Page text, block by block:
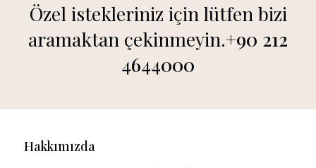
Özel istekleriniz için lütfen bizi
aramaktan çekinmeyin.+90 212
4644000
Hakkımızda